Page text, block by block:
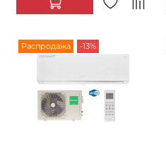
Распродажа -13%